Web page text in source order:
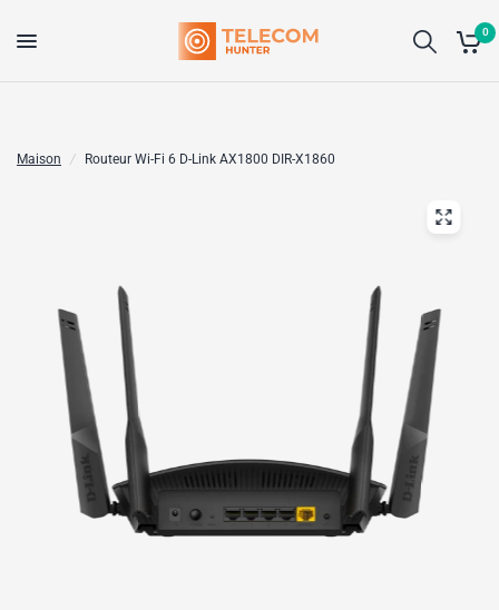
0
Maison / Routeur Wi-Fi 6 D-Link AX1800 DIR-X1860